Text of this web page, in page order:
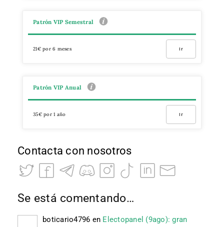
Patrón VIP Semestral
21€ por 6 meses Ir
Patrón VIP Anual
35€ por 1 año Ir
Contacta con nosotros
Se está comentando…
boticario4796 en Electopanel (9ago): gran